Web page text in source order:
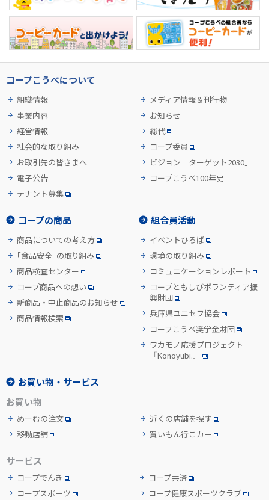
コープこうべについて
組織情報
事業内容
経営情報
社会的な取り組み
お取引先の皆さまへ
電子公告
テナント募集
メディア情報＆刊行物
お知らせ
総代
コープ委員
ビジョン「ターゲット2030」
コープこうべ100年史
コープの商品
商品についての考え方
「食品安全」の取り組み
商品検査センター
コープ商品への想い
新商品・中止商品のお知らせ
商品情報検索
組合員活動
イベントひろば
環境の取り組み
コミュニケーションレポート
コープともしびボランティア振
興財団
兵庫県ユニセフ協会
コープこうべ奨学金財団
ワカモノ応援プロジェクト
『Konoyubi.』
お買い物・サービス
お買い物
めーむの注文
移動店舗
近くの店舗を探す
買いもん行こカー
サービス
コープでんき
コープ共済
コープスポーツ
コープ健康スポーツクラブ